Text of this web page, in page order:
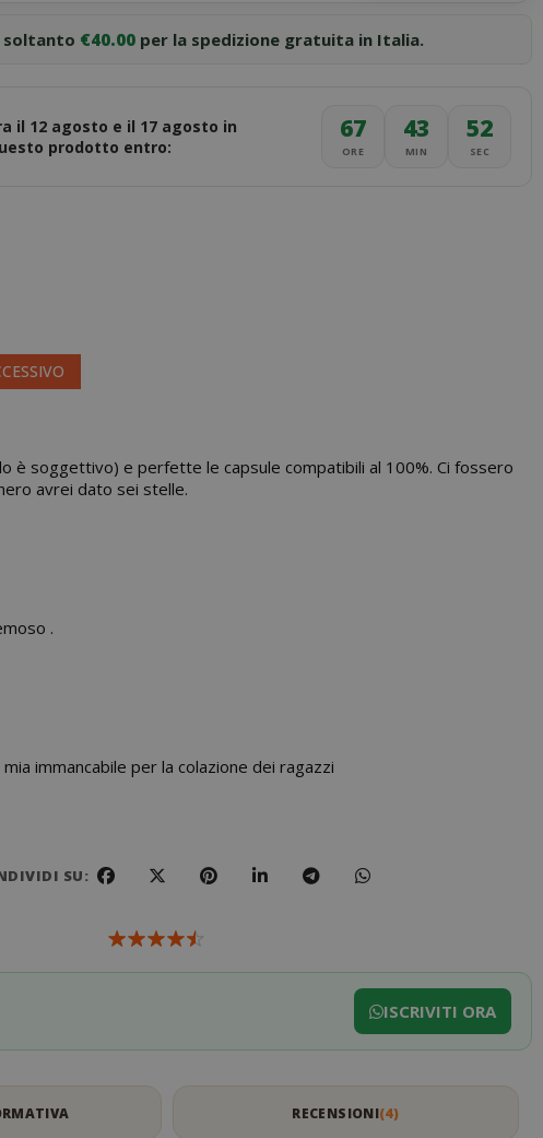
soltanto €40.00 per la spedizione gratuita in Italia.
il 12 agosto e il 17 agosto in
prodotto entro:
67
ORE
43
MIN
51
SEC
è soggettivo) e perfette le capsule compatibili al 100%. Ci fossero
avrei dato sei stelle.
.
immancabile per la colazione dei ragazzi
SU:
ISCRIVITI ORA
RECENSIONI 4